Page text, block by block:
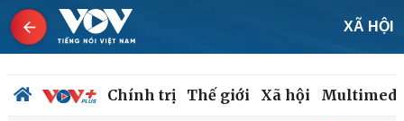
XÃ HỘI
Chính trị Thế giới Xã hội